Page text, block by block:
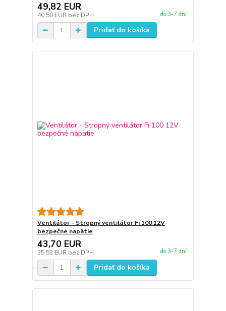
49,82 EUR
40,50 EUR bez DPH do 3-7 dní
Pridať do košíka
Ventilátor - Stropný ventilátor Fi 100 12V
bezpečné napätie
43,70 EUR
35,53 EUR bez DPH do 3-7 dní
Pridať do košíka